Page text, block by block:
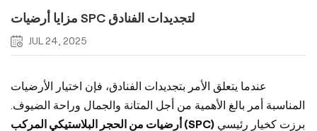
مزايا أرضيات SPC لتجديدات الفنادق
JUL 24, 2025
عندما يتعلق الأمر بتجديدات الفنادق، فإن اختيار الأرضيات
المناسبة أمر بالغ الأهمية من أجل المتانة والجمال وراحة الضيوف.
أرضيات من الحجر البلاستيكي المركب (SPC)